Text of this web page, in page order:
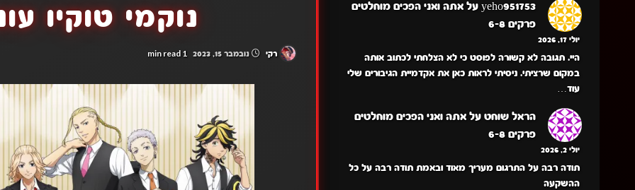
נוקמי טוקיו עונה 3
רקי נובמבר 15, 2023 1 min read
yeho951753 עלאתה ואני הפכים מוחלטים
פרקים 6-8
יולי 17, 2026
היי. תגובה לא קשורה לפוסט כי לא הצלחתי לכתוב אותה
במקום שרציתי. ניסיתי לראות כאן את אקדמיית הגיבורים שלי
עוד…
הראל שוחט עלאתה ואני הפכים מוחלטים
פרקים 6-8
יולי 2, 2026
תודה רבה על התרגום מעריך מאוד ובאמת תודה רבה על כל
ההשקעה